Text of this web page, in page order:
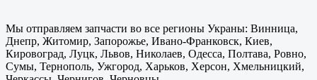
Мы отправляем запчасти во все регионы Украны: Винница,
Днепр, Житомир, Запорожье, Ивано-Франковск, Киев,
Кировоград, Луцк, Львов, Николаев, Одесса, Полтава, Ровно,
Сумы, Тернополь, Ужгород, Харьков, Херсон, Хмельницкий,